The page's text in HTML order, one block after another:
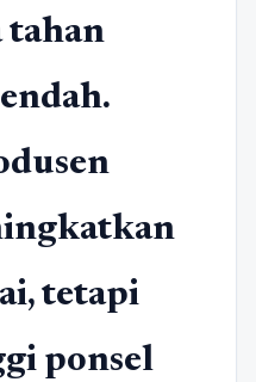
tahan
tetapi
ponsel